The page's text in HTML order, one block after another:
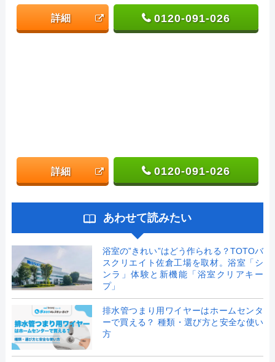
詳細 0120-091-026
詳細 0120-091-026
あわせて読みたい
浴室の”きれい”はどう作られる？TOTOバ
スクリエイト佐倉工場を取材。浴室「シ
ンラ」体験と新機能「浴室クリアキー
プ」
排水管つまり用ワイヤーはホームセンタ
ーで買える？ 種類・選び方と安全な使い
方